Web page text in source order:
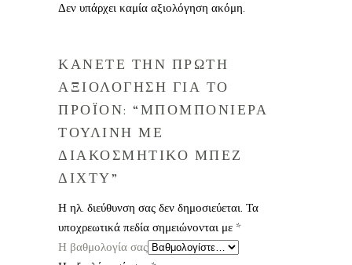
Δεν υπάρχει καμία αξιολόγηση ακόμη.
ΚΑΝΕΤΕ ΤΗΝ ΠΡΩΤΗ
ΑΞΙΟΛΟΓΗΣΗ ΓΙΑ ΤΟ
ΠΡΟΪΟΝ: “ΜΠΟΜΠΟΝΙΕΡΑ
ΤΟΥΛΙΝΗ ΜΕ
ΔΙΑΚΟΣΜΗΤΙΚΟ ΜΠΕΖ
ΔΙΧΤΥ”
Η ηλ. διεύθυνση σας δεν δημοσιεύεται. Τα
υποχρεωτικά πεδία σημειώνονται με *
Η βαθμολογία σας